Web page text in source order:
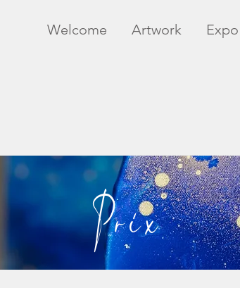
Welcome Artwork Expo
Prix
Prix